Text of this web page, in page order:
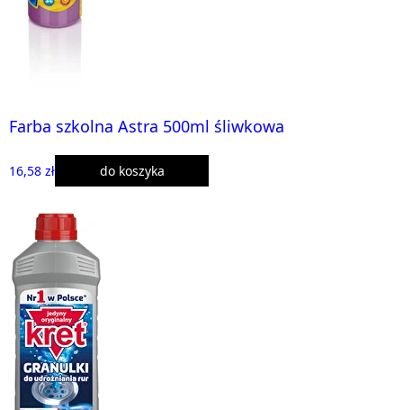
Farba szkolna Astra 500ml śliwkowa
16,58 zł do koszyka